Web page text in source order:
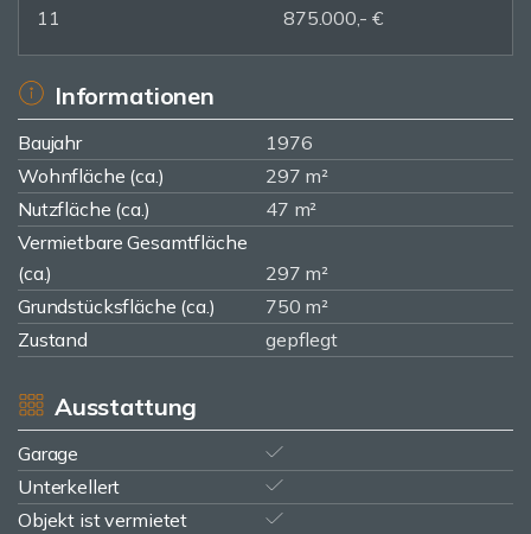
11
875.000,- €
Informationen
Baujahr
1976
Wohnfläche (ca.)
297 m²
Nutzfläche (ca.)
47 m²
Vermietbare Gesamtfläche
(ca.)
297 m²
Grundstücksfläche (ca.)
750 m²
Zustand
gepflegt
Ausstattung
Garage
Unterkellert
Objekt ist vermietet